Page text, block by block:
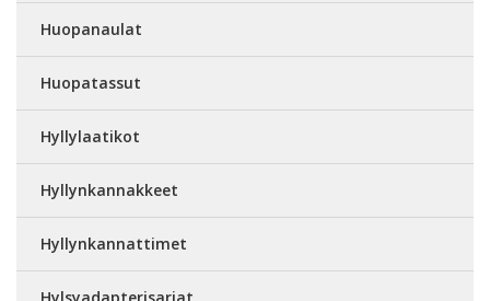
Huopanaulat
Huopatassut
Hyllylaatikot
Hyllynkannakkeet
Hyllynkannattimet